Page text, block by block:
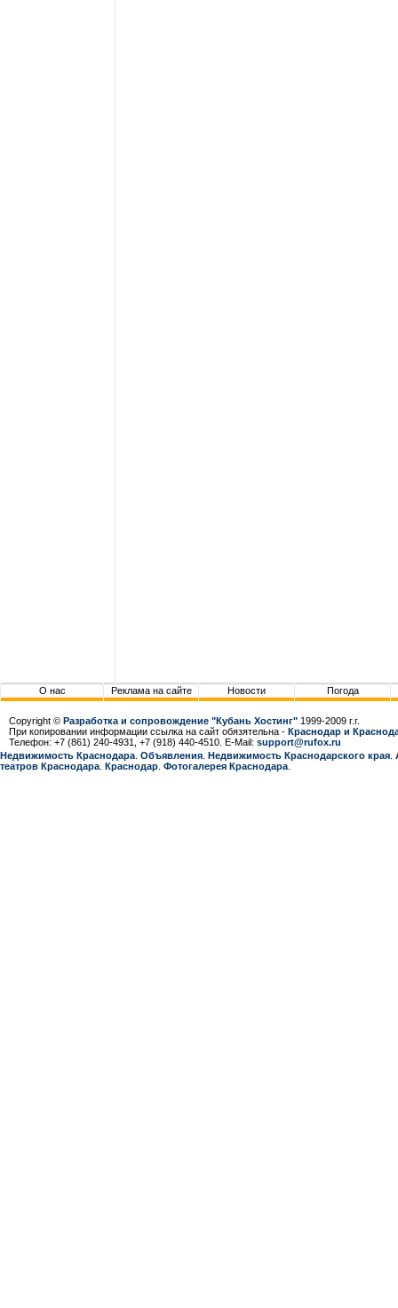
О нас Реклама на сайте Новости Погода
Copyright © Разработка и сопровождение "Кубань Хостинг" 1999-2009 г.г.
При копировании информации ссылка на сайт обязятельна - Краснодар и
Телефон: +7 (861) 240-4931, +7 (918) 440-4510. E-Mail: support@rufox.ru
Недвижимость Краснодара Объявления Недвижимость Краснодарcкого края
театров Краснодара Краснодар Фотогалерея Краснодара